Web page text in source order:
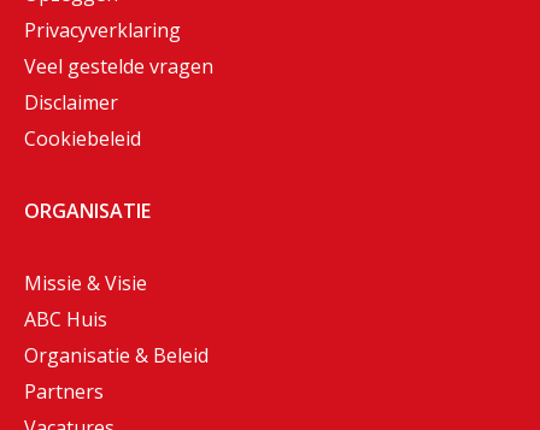
Privacyverklaring
Veel gestelde vragen
Disclaimer
Cookiebeleid
ORGANISATIE
Missie & Visie
ABC Huis
Organisatie & Beleid
Partners